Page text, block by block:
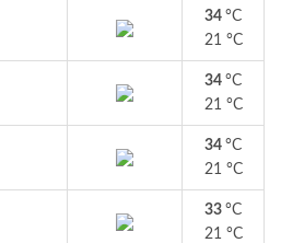
34 °C
21 °C
34 °C
21 °C
34 °C
21 °C
33 °C
21 °C